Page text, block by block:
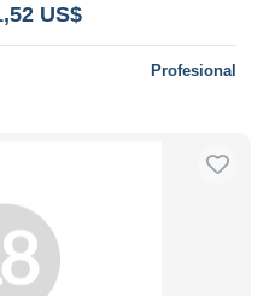
US$
Profesional